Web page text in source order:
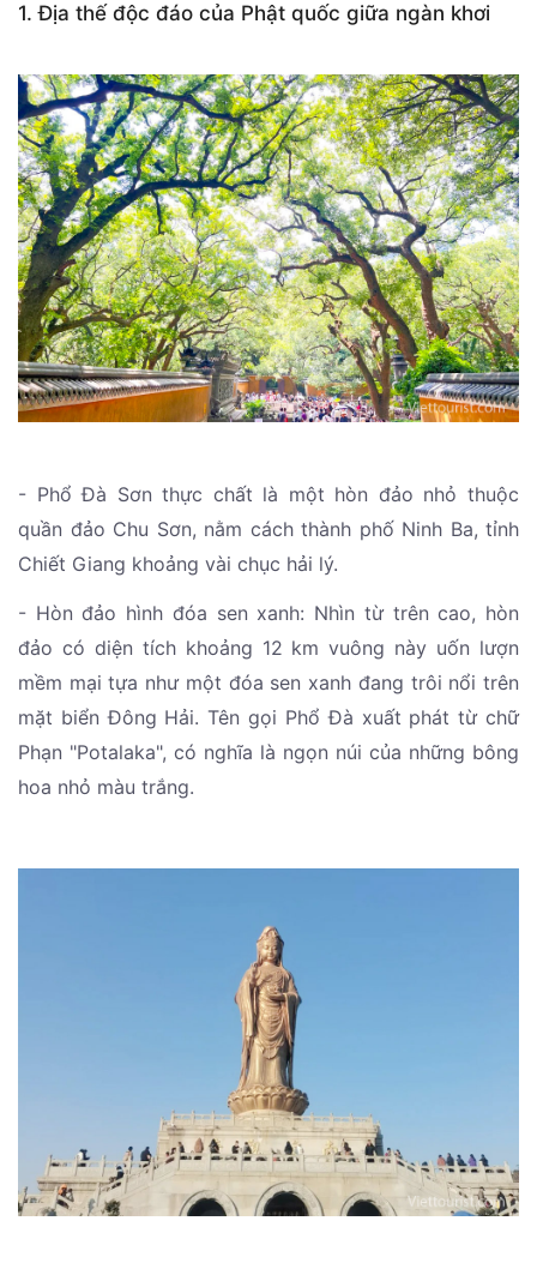
1. Địa thế độc đáo của Phật quốc giữa ngàn khơi
- Phổ Đà Sơn thực chất là một hòn đảo nhỏ thuộc
quần đảo Chu Sơn, nằm cách thành phố Ninh Ba, tỉnh
Chiết Giang khoảng vài chục hải lý.
- Hòn đảo hình đóa sen xanh: Nhìn từ trên cao, hòn
đảo có diện tích khoảng 12 km vuông này uốn lượn
mềm mại tựa như một đóa sen xanh đang trôi nổi trên
mặt biển Đông Hải. Tên gọi Phổ Đà xuất phát từ chữ
Phạn "Potalaka", có nghĩa là ngọn núi của những bông
hoa nhỏ màu trắng.